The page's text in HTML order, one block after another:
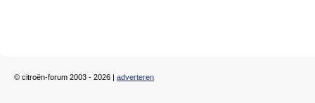
© citroën-forum 2003 - 2026 | adverteren